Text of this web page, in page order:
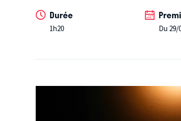
Durée
1h20 Du 29/